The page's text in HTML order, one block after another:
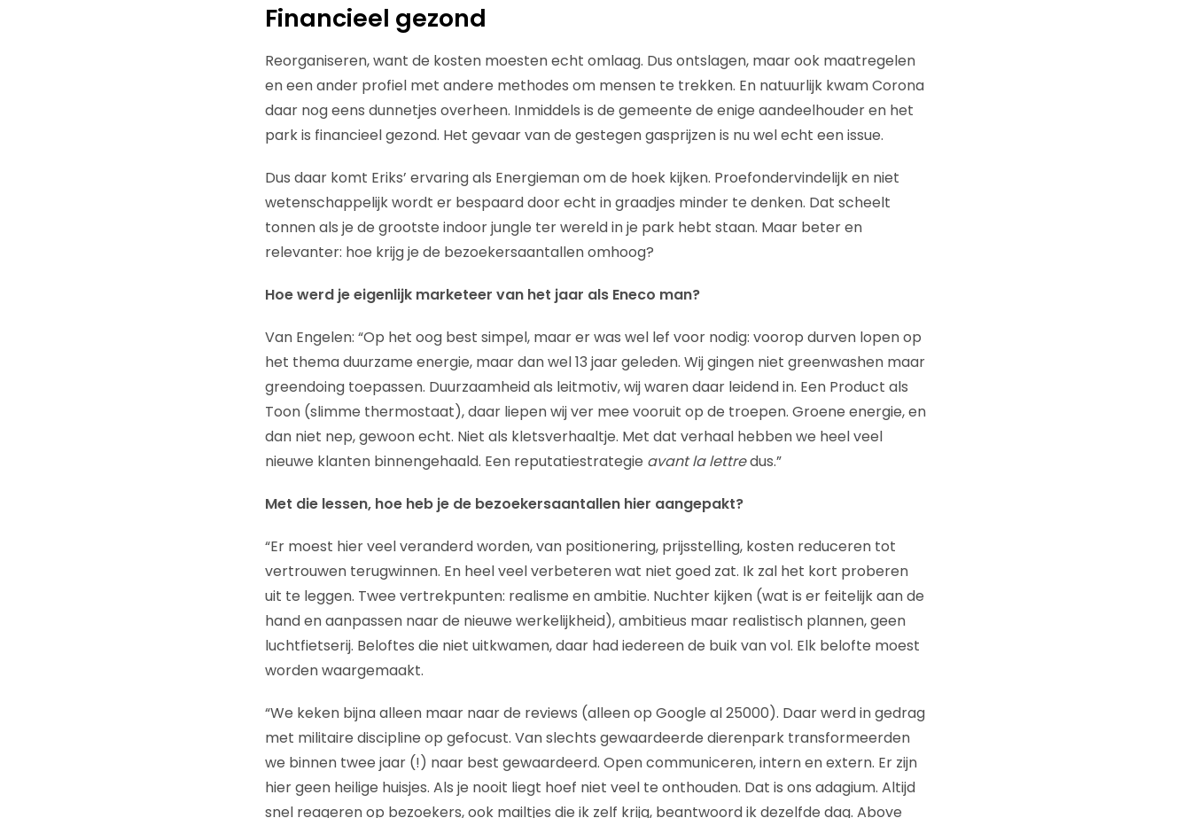
Financieel gezond
Reorganiseren, want de kosten moesten echt omlaag. Dus ontslagen, maar ook maatregelen
en een ander profiel met andere methodes om mensen te trekken. En natuurlijk kwam Corona
daar nog eens dunnetjes overheen. Inmiddels is de gemeente de enige aandeelhouder en het
park is financieel gezond. Het gevaar van de gestegen gasprijzen is nu wel echt een issue.
Dus daar komt Eriks’ ervaring als Energieman om de hoek kijken. Proefondervindelijk en niet
wetenschappelijk wordt er bespaard door echt in graadjes minder te denken. Dat scheelt
tonnen als je de grootste indoor jungle ter wereld in je park hebt staan. Maar beter en
relevanter: hoe krijg je de bezoekersaantallen omhoog?
Hoe werd je eigenlijk marketeer van het jaar als Eneco man?
Van Engelen: “Op het oog best simpel, maar er was wel lef voor nodig: voorop durven lopen op
het thema duurzame energie, maar dan wel 13 jaar geleden. Wij gingen niet greenwashen maar
greendoing toepassen. Duurzaamheid als leitmotiv, wij waren daar leidend in. Een Product als
Toon (slimme thermostaat), daar liepen wij ver mee vooruit op de troepen. Groene energie, en
dan niet nep, gewoon echt. Niet als kletsverhaaltje. Met dat verhaal hebben we heel veel
nieuwe klanten binnengehaald. Een reputatiestrategie avant la lettredus.”
Met die lessen, hoe heb je de bezoekersaantallen hier aangepakt?
“Er moest hier veel veranderd worden, van positionering, prijsstelling, kosten reduceren tot
vertrouwen terugwinnen. En heel veel verbeteren wat niet goed zat. Ik zal het kort proberen
uit te leggen. Twee vertrekpunten: realisme en ambitie. Nuchter kijken (wat is er feitelijk aan de
hand en aanpassen naar de nieuwe werkelijkheid), ambitieus maar realistisch plannen, geen
luchtfietserij. Beloftes die niet uitkwamen, daar had iedereen de buik van vol. Elk belofte moest
worden waargemaakt.
“We keken bijna alleen maar naar de reviews (alleen op Google al 25000). Daar werd in gedrag
met militaire discipline op gefocust. Van slechts gewaardeerde dierenpark transformeerden
we binnen twee jaar (!) naar best gewaardeerd. Open communiceren, intern en extern. Er zijn
hier geen heilige huisjes. Als je nooit liegt hoef niet veel te onthouden. Dat is ons adagium. Altijd
snel reageren op bezoekers, ook mailtjes die ik zelf krijg, beantwoord ik dezelfde dag. Above